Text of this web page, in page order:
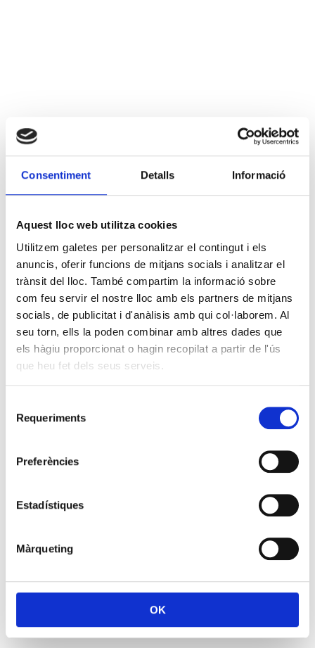
Consentiment Detalls Informació
Aquest lloc web utilitza cookies
Utilitzem galetes per personalitzar el contingut i els
anuncis, oferir funcions de mitjans socials i analitzar el
trànsit del lloc. També compartim la informació sobre
com feu servir el nostre lloc amb els partners de mitjans
socials, de publicitat i d'anàlisis amb qui col·laborem. Al
seu torn, ells la poden combinar amb altres dades que
els hàgiu proporcionat o hagin recopilat a partir de l'ús
que heu fet dels seus serveis.
Requeriments
Preferències
Estadístiques
Màrqueting
OK